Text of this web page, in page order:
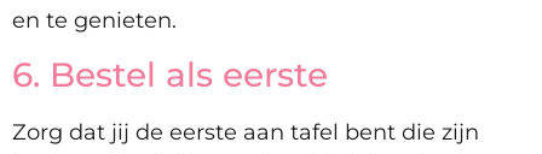
en te genieten.
6. Bestel als eerste
Zorg dat jij de eerste aan tafel bent die zijn